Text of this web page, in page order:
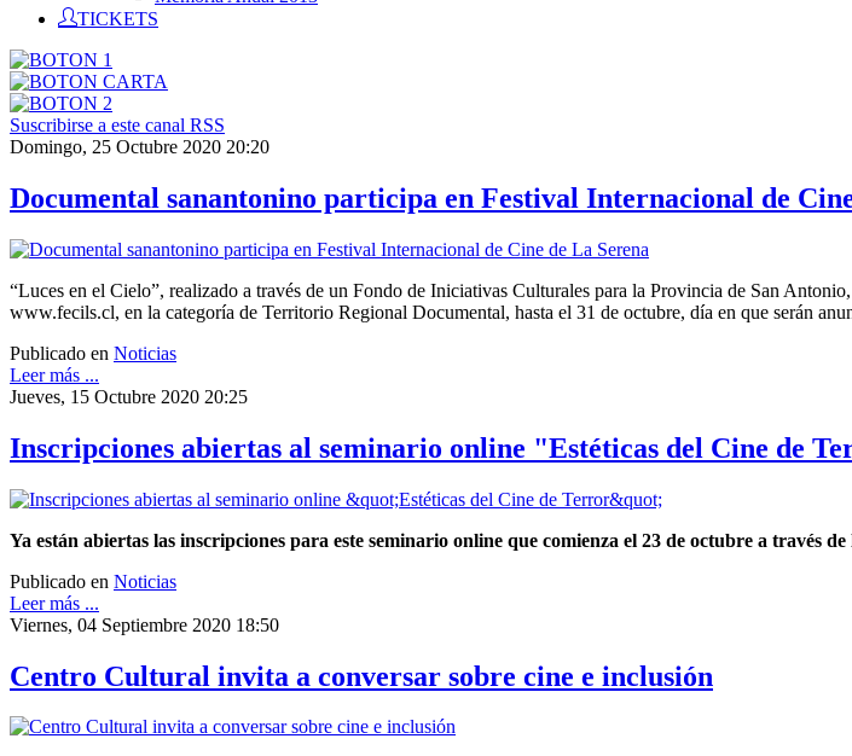
TICKETS
Suscribirse a este canal RSS
Domingo, 25 Octubre 2020 20:20
Documental sanantonino participa en Festival Internacional de
“Luces en el Cielo”, realizado a través de un Fondo de Iniciativas Culturales para la Provincia de San
www.fecils.cl, en la categoría de Territorio Regional Documental, hasta el 31 de octubre, día en que serán
Publicado en Noticias
Leer más ...
Jueves, 15 Octubre 2020 20:25
Inscripciones abiertas al seminario online "Estéticas del Cine de
Ya están abiertas las inscripciones para este seminario online que comienza el 23 de octubre a través
Publicado en Noticias
Leer más ...
Viernes, 04 Septiembre 2020 18:50
Centro Cultural invita a conversar sobre cine e inclusión